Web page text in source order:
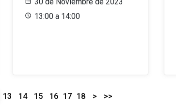
13:00 a 14:00
13 14 15 16 17 18 > >>